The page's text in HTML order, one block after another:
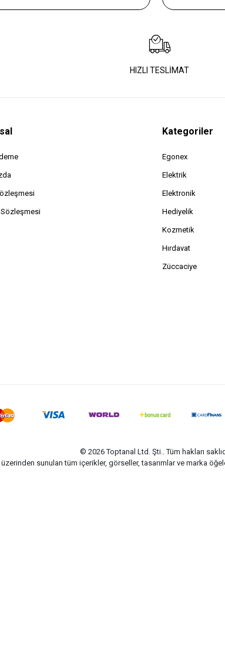
Çelik
HIZLI TESLİMAT
Sözleşmesi
Kategoriler
Egonex
Elektrik
Elektronik
Hediyelik
Kozmetik
Hırdavat
Züccaciye
© 2026 Toptanal Ltd. Şti.. Tüm hakları
sunulan tüm içerikler, görseller, tasarımlar ve marka